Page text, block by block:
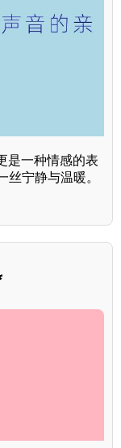
是一种情感的表
宁静与温暖。